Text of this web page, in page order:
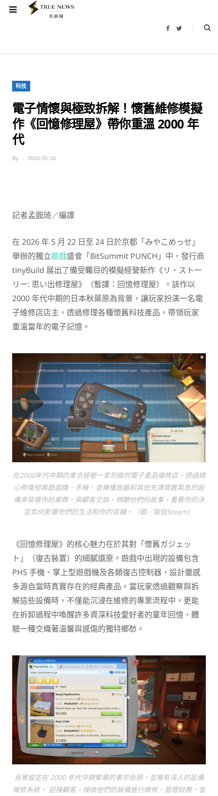
F
b
T
t
科技
電子情懷與極致拆解！懷舊維修模擬
作《回憶修理屋》帶你重溫 2000 年
代
By 2026-05-26
記者孟圓琦／編譯
在 2026 年 5 月 22 日至 24 日於京都「みやこめっせ」
舉辦的獨立遊戲盛會「BitSummit PUNCH」中，發行商
tinyBuild 展出了備受矚目的模擬經營新作《リ・ストー
リー: 思い出修理屋》（暫譯：回憶修理屋）。該作以
2000 年代中期的日本秋葉原為背景，讓玩家扮演一名電
子維修店店主，透過修理各種懷舊科技產品，帶領玩家
重溫當年的電子記憶。
在2000年代中期的東京經營一家別緻的電子產品維修店。透過精
心修復經典遊戲機、手機、音樂播放器和其他充滿懷舊氣息的設
備來發展你的業務。與顧客交談，傾聽他們的故事，看看你的決
定如何影響他們的生活和你的店鋪。（圖／取自Steam）
《回憶修理屋》的核心魅力在於其對「懷舊ガジェッ
ト」（復古裝置）的細膩還原。遊戲中出現的設備包含
PHS 手機、掌上型遊戲機及各類復古控制器，設計靈感
多源自當時真實存在的經典產品。當玩家透過觀察與拆
解這些設備時，不僅能沉浸在維修的專業流程中，更能
在拆卸過程中喚醒許多資深科技愛好者的童年回憶，體
驗一種交織著溫馨與感傷的獨特鄉愁。
背景設定在 2000 年代中期繁華的東京街頭，並擁有深入的設備
維修系統。 迎接顧客，接收他們的設備進行維修，管理財務，並